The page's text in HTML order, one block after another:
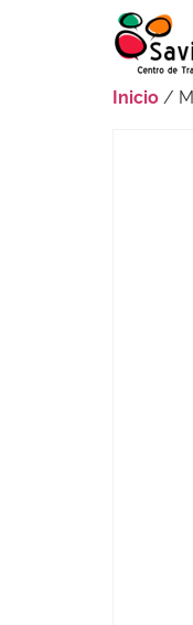
Inicio /